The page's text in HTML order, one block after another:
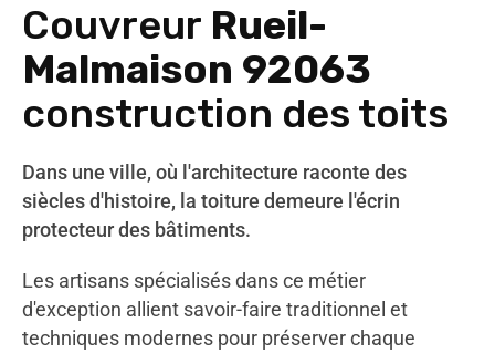
Couvreur Rueil-
Malmaison 92063
construction des toits
Dans une ville, où l'architecture raconte des
siècles d'histoire, la toiture demeure l'écrin
protecteur des bâtiments.
Les artisans spécialisés dans ce métier
d'exception allient savoir-faire traditionnel et
techniques modernes pour préserver chaque